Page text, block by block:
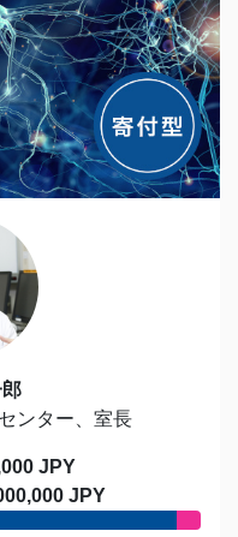
ンター、室長
JPY
JPY